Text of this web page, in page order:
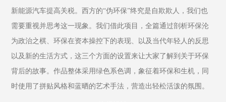
新能源汽车提高关税。西方的“伪环保”终究是自欺欺人，我们也
需要重视并思考这一现象。我们借此项目，全篇通过剖析环保沦
为政治之棋、环保在资本操控下的表现、以及当代年轻人的反思
以及新的生活方式，这三个方面的设置来让大家了解到关于环保
背后的故事。作品整体采用绿色系色调，象征着环保和生机，同
时使用了拼贴风格和蓝晒的艺术手法，营造出轻松活泼的氛围。